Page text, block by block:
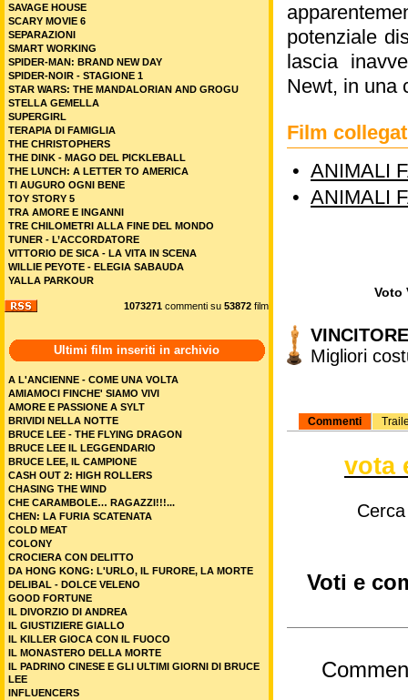
potenziale
lascia
Newt, in una
Film
• ANIMALI
• ANIMALI
Voto
Migliori
Commenti
vota
Voti e
SAVAGE HOUSE
SCARY MOVIE 6
SEPARAZIONI
SMART WORKING
SPIDER-MAN: BRAND NEW DAY
SPIDER-NOIR - STAGIONE 1
STAR WARS: THE MANDALORIAN AND GROGU
STELLA GEMELLA
SUPERGIRL
TERAPIA DI FAMIGLIA
THE CHRISTOPHERS
THE DINK - MAGO DEL PICKLEBALL
THE LUNCH: A LETTER TO AMERICA
TI AUGURO OGNI BENE
TOY STORY 5
TRA AMORE E INGANNI
TRE CHILOMETRI ALLA FINE DEL MONDO
TUNER - L’ACCORDATORE
VITTORIO DE SICA - LA VITA IN SCENA
WILLIE PEYOTE - ELEGIA SABAUDA
YALLA PARKOUR
1073271 commenti su 53872 film
Ultimi film inseriti in archivio
A L'ANCIENNE - COME UNA VOLTA
AMIAMOCI FINCHE' SIAMO VIVI
AMORE E PASSIONE A SYLT
BRIVIDI NELLA NOTTE
BRUCE LEE - THE FLYING DRAGON
BRUCE LEE IL LEGGENDARIO
BRUCE LEE, IL CAMPIONE
CASH OUT 2: HIGH ROLLERS
CHASING THE WIND
CHE CARAMBOLE… RAGAZZI!!!...
CHEN: LA FURIA SCATENATA
COLD MEAT
COLONY
CROCIERA CON DELITTO
DA HONG KONG: L'URLO, IL FURORE, LA MORTE
DELIBAL - DOLCE VELENO
GOOD FORTUNE
IL DIVORZIO DI ANDREA
IL GIUSTIZIERE GIALLO
IL KILLER GIOCA CON IL FUOCO
IL MONASTERO DELLA MORTE
IL PADRINO CINESE E GLI ULTIMI GIORNI DI BRUCE
LEE
INFLUENCERS